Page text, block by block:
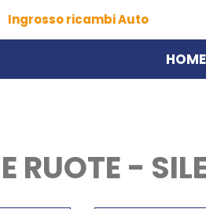
Ingrosso ricambi Auto
HOME
RUOTE -